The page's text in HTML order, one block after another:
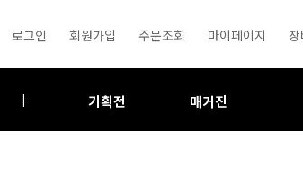
로그인 회원가입 주문조회 마이페이지
| 기획전 매거진